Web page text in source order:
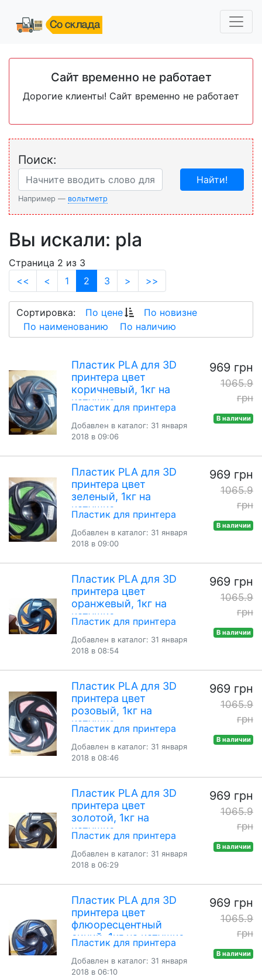
Сайт временно не работает
Дорогие клиенты! Сайт временно не работает
Поиск:
Например — вольтметр
Найти!
Вы искали: pla
Страница 2 из 3
<<
< 1 2 (current)
3 > >>
Сортировка: По цене
По новизне
По наименованию
По наличию
Пластик PLA для 3D
принтера цвет
коричневый, 1кг на
катушке
Пластик для принтера
Добавлен в каталог: 31 января
2018 в 09:06
969 грн
1065.9
грн
В наличии
Пластик PLA для 3D
принтера цвет
зеленый, 1кг на
катушке
Пластик для принтера
Добавлен в каталог: 31 января
2018 в 09:00
969 грн
1065.9
грн
В наличии
Пластик PLA для 3D
принтера цвет
оранжевый, 1кг на
катушке
Пластик для принтера
Добавлен в каталог: 31 января
2018 в 08:54
969 грн
1065.9
грн
В наличии
Пластик PLA для 3D
принтера цвет
розовый, 1кг на
катушке
Пластик для принтера
Добавлен в каталог: 31 января
2018 в 08:46
969 грн
1065.9
грн
В наличии
Пластик PLA для 3D
принтера цвет
золотой, 1кг на
катушке
Пластик для принтера
Добавлен в каталог: 31 января
2018 в 06:29
969 грн
1065.9
грн
В наличии
Пластик PLA для 3D
принтера цвет
флюоресцентный
синий, 1кг на катушке
Пластик для принтера
Добавлен в каталог: 31 января
2018 в 06:10
969 грн
1065.9
грн
В наличии